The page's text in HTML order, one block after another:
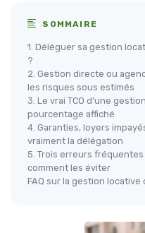
SOMMAIRE
1. Déléguer sa gestion
?
2. Gestion directe ou
les risques sous estimés
3. Le vrai TCO d’une
pourcentage affiché
4. Garanties, loyers
vraiment la délégation
5. Trois erreurs
comment les éviter
FAQ sur la gestion locative